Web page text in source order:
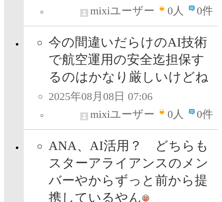
mixiユーザー
0人 0件
今の間違いだらけのAI技術
で航空運用の安全迄担保す
るのはかなり厳しいけどね
2025年08月08日 07:06
mixiユーザー
0人 0件
ANA、AI活用？ どちらも
スターアライアンスのメン
バーやからずっと前から提
携しているやん